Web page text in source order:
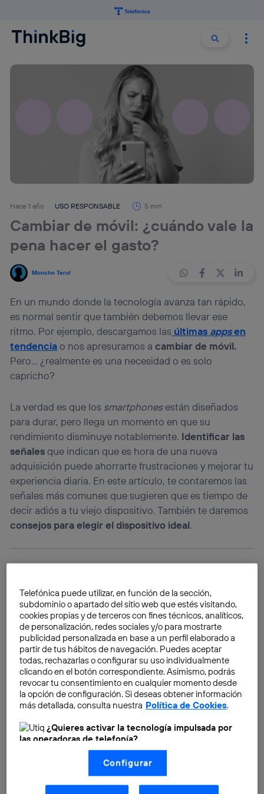
Buscar
Hace 1 año USO RESPONSABLE 5 min
Cambiar de móvil: ¿cuándo vale la
pena hacer el gasto?
Moncho Terol
En un mundo donde la tecnología avanza tan rápido,
es normal sentir que también debemos llevar ese
ritmo. Por ejemplo, descargamos las últimas appsen
tendenciao nos apresuramos acambiar de móvil.
Pero… ¿realmente es una necesidad o es solo
capricho?
La verdad es que los smartphonesestán diseñados
para durar, pero llega un momento en que su
rendimiento disminuye notablemente. Identificar las
señalesque indican que es hora de una nueva
adquisición puede ahorrarte frustraciones y mejorar tu
experiencia diaria. En este artículo, te contaremos las
señales más comunes que sugieren que es tiempo de
decir adiós a tu viejo dispositivo. También te daremos
consejos para elegir el dispositivo ideal.
Señales de que es hora de cambiar
Telefónica puede utilizar, en función de la sección,
subdominio o apartado del sitio web que estés visitando,
cookies propias y de terceros con fines técnicos, analíticos,
de personalización, redes sociales y/o para mostrarte
publicidad personalizada en base a un perfil elaborado a
partir de tus hábitos de navegación. Puedes aceptar
todas, rechazarlas o configurar su uso individualmente
clicando en el botón correspondiente. Asimismo, podrás
revocar tu consentimiento en cualquier momento desde
la opción de configuración. Si deseas obtener información
más detallada, consulta nuestra Política de Cookies.
¿Quieres activar la tecnología impulsada por
las operadoras de telefonía?
Nosotros, Telefónica S.A., utilizamos la tecnología Utiq para
realizar nuestras acciones de marketing digital o análisis
(como se describe en este aviso de consentimiento)
basadas en tu navegación en nuestra(s) web(s)
Configurar